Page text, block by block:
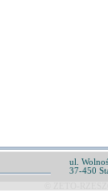
ul.
37-450